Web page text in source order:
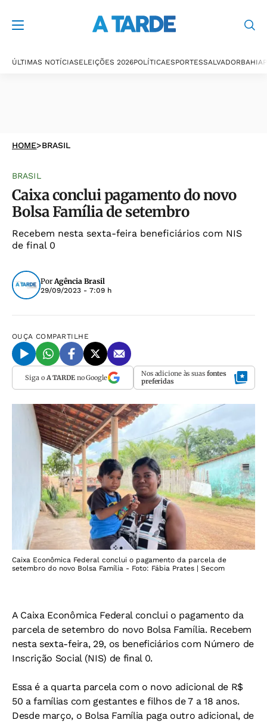
ÚLTIMAS NOTÍCIASELEIÇÕES 2026POLÍTICAESPORTESSALVADORBAHIA
HOME>BRASIL
BRASIL
Caixa conclui pagamento do novo
Bolsa Família de setembro
Recebem nesta sexta-feira beneficiários com NIS
de final 0
PorAgência Brasil
29/09/2023 - 7:09 h
OUÇA COMPARTILHE
Siga o A TARDEno Google Nos adicione às suas fontes
preferidas
Caixa Econômica Federal conclui o pagamento da parcela de
setembro do novo Bolsa Família - Foto: Fábia Prates | Secom
A Caixa Econômica Federal conclui o pagamento da
parcela de setembro do novo Bolsa Família. Recebem
nesta sexta-feira, 29, os beneficiários com Número de
Inscrição Social (NIS) de final 0.
Essa é a quarta parcela com o novo adicional de R$
50 a famílias com gestantes e filhos de 7 a 18 anos.
Desde março, o Bolsa Família paga outro adicional, de